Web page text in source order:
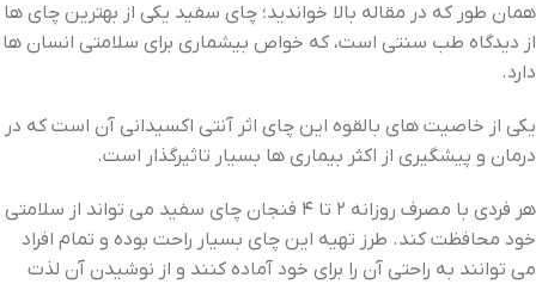
همان طور که در مقاله بالا خواندید؛ چای سفید یکی از بهترین چای‌ ها
از دیدگاه طب سنتی است، که خواص بیشماری برای سلامتی انسان‌ ها
دارد.
یکی از خاصیت های بالقوه این چای اثر آنتی اکسیدانی آن است که در
درمان و پیشگیری از اکثر بیماری‌ ها بسیار تاثیرگذار است.
هر فردی با مصرف روزانه ۲ تا ۴ فنجان چای سفید می ‌تواند از سلامتی
خود محافظت کند. طرز تهیه این چای بسیار راحت بوده و تمام افراد
می ‌توانند به راحتی آن را برای خود آماده کنند و از نوشیدن آن لذت